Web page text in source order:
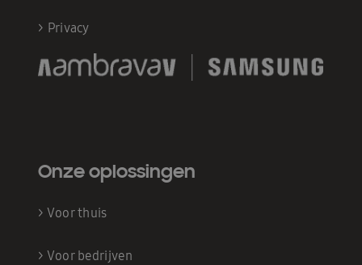
> Privacy
Onze oplossingen
> Voor thuis
> Voor bedrijven